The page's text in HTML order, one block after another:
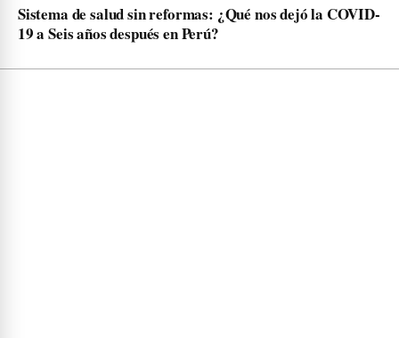
Sistema de salud sin reformas: ¿Qué nos dejó la COVID-
19 a Seis años después en Perú?